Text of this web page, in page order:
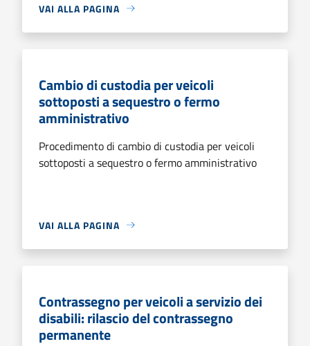
VAI ALLA PAGINA
Cambio di custodia per veicoli
sottoposti a sequestro o fermo
amministrativo
Procedimento di cambio di custodia per veicoli
sottoposti a sequestro o fermo amministrativo
VAI ALLA PAGINA
Contrassegno per veicoli a servizio dei
disabili: rilascio del contrassegno
permanente